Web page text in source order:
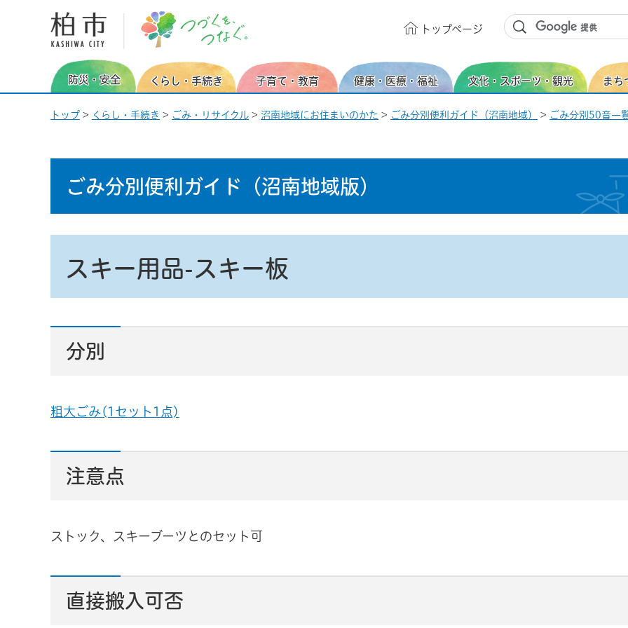
柏市 つづくを、つなぐ。
トップページ
防災・安全 くらし・手続き 子育て・教育 健康・医療・福祉 文化・スポーツ・観光 まち
トップ > くらし・手続き > ごみ・リサイクル > 沼南地域にお住まいのかた > ごみ分別便利ガイド（沼南地域） > ごみ分別50音一
ごみ分別便利ガイド （沼南地域版）
スキー用品-スキー板
分別
粗大ごみ(1セット1点)
注意点
ストック、スキーブーツとのセット可
直接搬入可否